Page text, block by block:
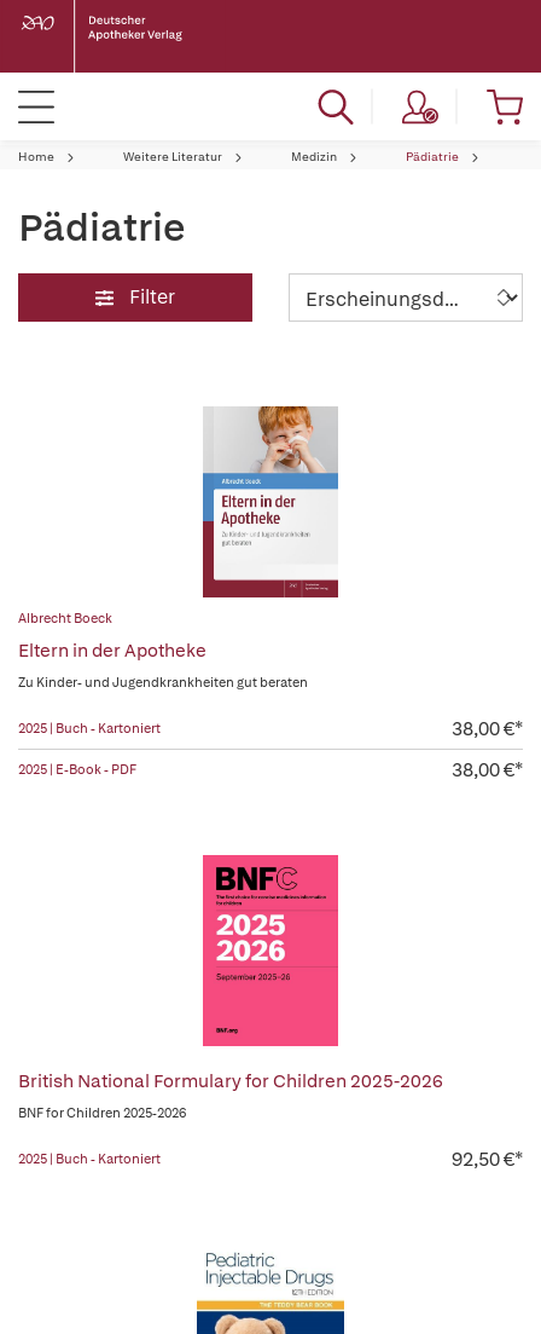
Home Weitere Literatur Medizin Pädiatrie
Pädiatrie
Filter
Albrecht Boeck
Eltern in der Apotheke
Zu Kinder- und Jugendkrankheiten gut beraten
2025 | Buch - Kartoniert 38,00 €*
2025 | E-Book - PDF 38,00 €*
British National Formulary for Children 2025-2026
BNF for Children 2025-2026
2025 | Buch - Kartoniert 92,50 €*